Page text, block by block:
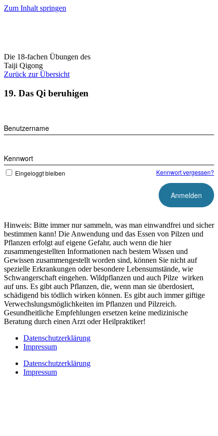
Zum Inhalt springen
Die 18-fachen Übungen des
Taiji Qigong
Zurück zur Übersicht
19. Das Qi beruhigen
Benutzername
Kennwort
Eingeloggt bleiben Kennwort vergessen?
Hinweis: Bitte immer nur sammeln, was man einwandfrei und sicher
bestimmen kann! Die Anwendung und das Essen von Pilzen und
Pflanzen erfolgt auf eigene Gefahr, auch wenn die hier
zusammengestellten Informationen nach bestem Wissen und
Gewissen zusammengestellt worden sind, können Sie nicht auf
spezielle Erkrankungen oder besondere Lebensumstände, wie
Schwangerschaft eingehen. Wildpflanzen und auch Pilze wirken
auf uns. Es gibt auch Pflanzen, die, wenn man sie überdosiert,
schädigend bis tödlich wirken können. Es gibt auch immer giftige
Verwechslungsmöglichkeiten im Pflanzen und Pilzreich.
Gesundheitliche Empfehlungen ersetzen keine medizinische
Beratung durch einen Arzt oder Heilpraktiker!
Datenschutzerklärung
Impressum
Datenschutzerklärung
Impressum